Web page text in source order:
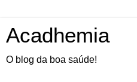
Acadhemia
O blog da boa saúde!